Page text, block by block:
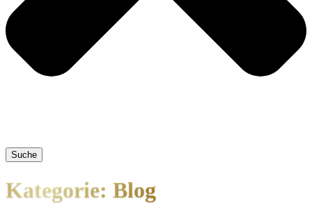
Suche
Kategorie: Blog